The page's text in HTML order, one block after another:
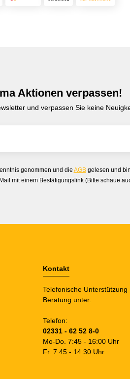
Aktionen verpassen!
und verpassen Sie keine
genommen und die AGBgelesen und
mit einem Bestätigungslink (Bitte schaue
Kontakt
Telefonische Unterstützung
Beratung unter:
Telefon:
02331 - 62 52 8-0
Mo-Do. 7:45 - 16:00 Uhr
Fr. 7:45 - 14:30 Uhr